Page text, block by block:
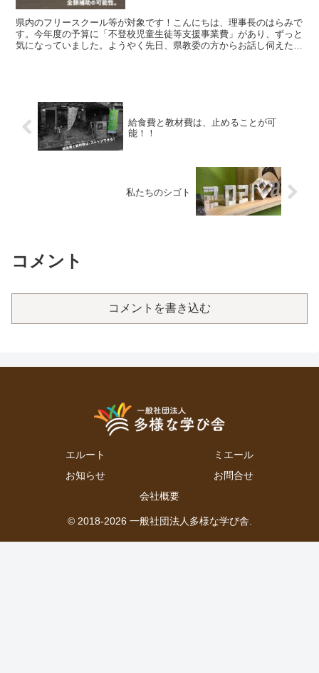
県内のフリースクール等が対象です！こんにちは、理事長のはらみで
す。今年度の予算に「不登校児童生徒等支援事業費」があり、ずっと
気になっていました。ようやく先日、県教委の方からお話し伺えたの
給食費と教材費は、止めることが可
能！！
私たちのシゴト
コメント
コメントを書き込む
エルート
ミエール
お知らせ
お問合せ
会社概要
© 2018-2026 一般社団法人多様な学び舎.